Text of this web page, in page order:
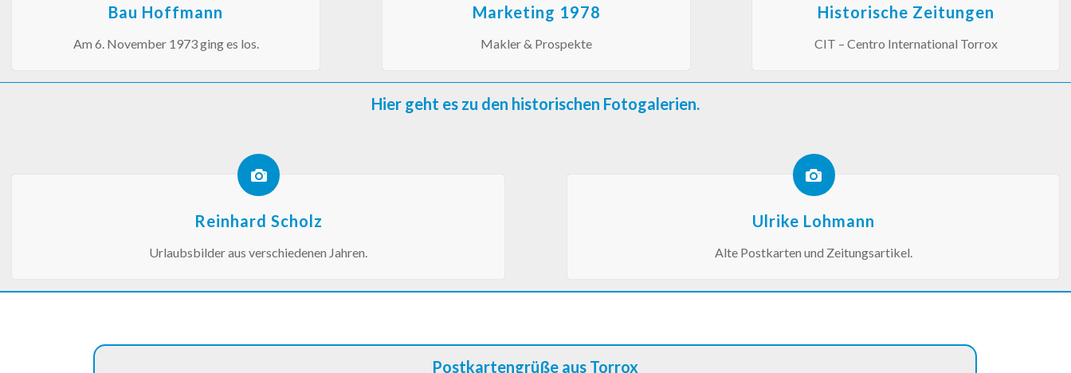
Bau Hoffmann
Am 6. November 1973 ging es los.
Marketing 1978
Makler & Prospekte
Historische Zeitungen
CIT – Centro International Torrox
Hier geht es zu den historischen Fotogalerien.
Reinhard Scholz
Urlaubsbilder aus verschiedenen Jahren.
Ulrike Lohmann
Alte Postkarten und Zeitungsartikel.
Postkartengrüße aus Torrox